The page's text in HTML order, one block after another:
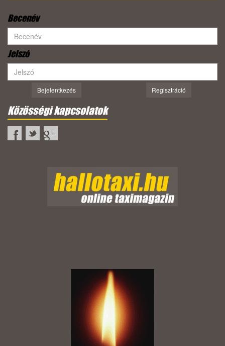
Becenév
Jelszó
Bejelentkezés Regisztráció
Közösségi kapcsolatok